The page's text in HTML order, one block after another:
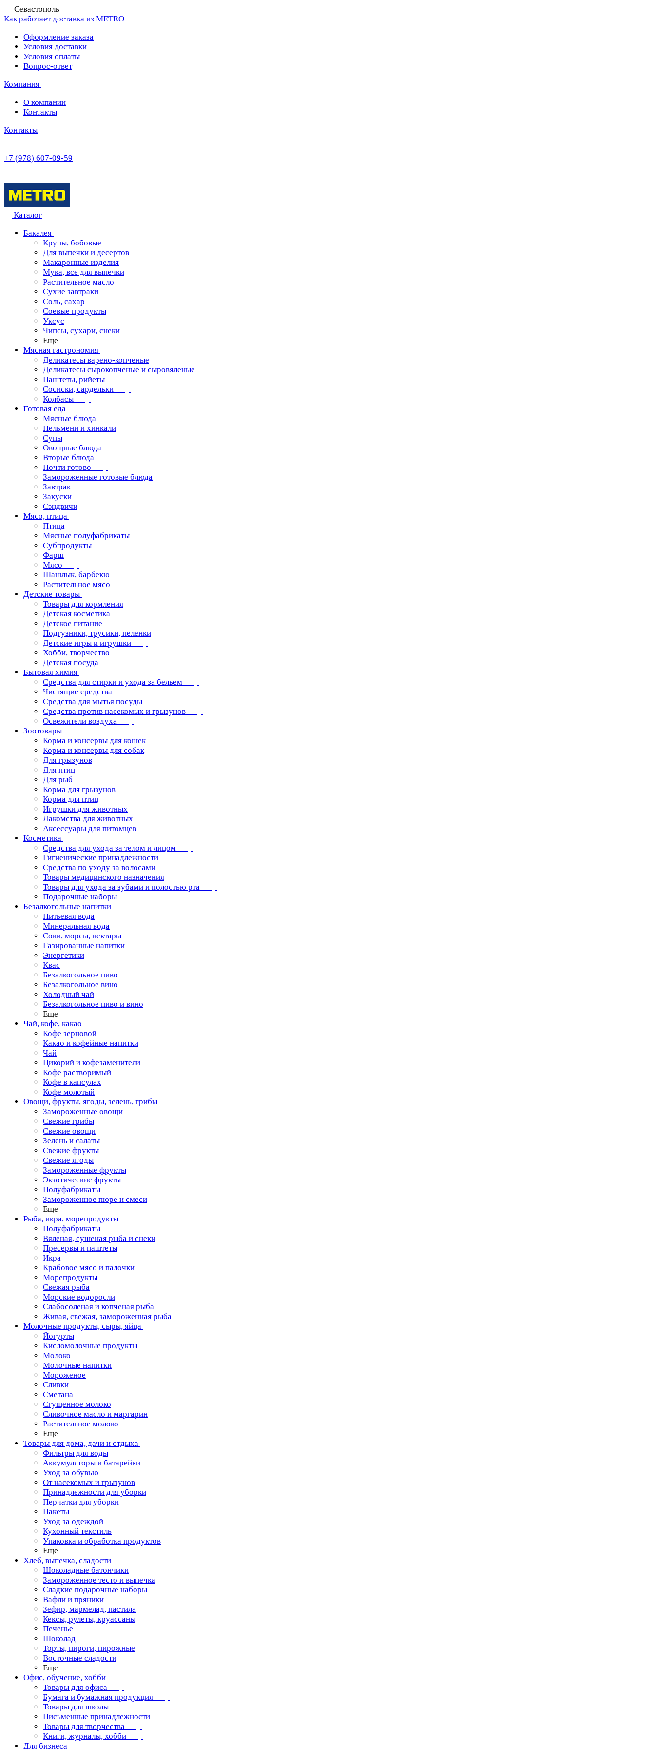
Севастополь
Как работает доставка из METRO
Оформление заказа
Условия доставки
Условия оплаты
Вопрос-ответ
Компания
О компании
Контакты
Контакты
+7 (978) 607-09-59
Каталог
Бакалея
Крупы, бобовые
Для выпечки и десертов
Макаронные изделия
Мука, все для выпечки
Растительное масло
Сухие завтраки
Соль, сахар
Соевые продукты
Уксус
Чипсы, сухари, снеки
Еще
Мясная гастрономия
Деликатесы варено-копченые
Деликатесы сырокопченые и сыровяленые
Паштеты, рийеты
Сосиски, сардельки
Колбасы
Готовая еда
Мясные блюда
Пельмени и хинкали
Супы
Овощные блюда
Вторые блюда
Почти готово
Замороженные готовые блюда
Завтрак
Закуски
Сэндвичи
Мясо, птица
Птица
Мясные полуфабрикаты
Субпродукты
Фарш
Мясо
Шашлык, барбекю
Растительное мясо
Детские товары
Товары для кормления
Детская косметика
Детское питание
Подгузники, трусики, пеленки
Детские игры и игрушки
Хобби, творчество
Детская посуда
Бытовая химия
Средства для стирки и ухода за бельем
Чистящие средства
Средства для мытья посуды
Средства против насекомых и грызунов
Освежители воздуха
Зоотовары
Корма и консервы для кошек
Корма и консервы для собак
Для грызунов
Для птиц
Для рыб
Корма для грызунов
Корма для птиц
Игрушки для животных
Лакомства для животных
Аксессуары для питомцев
Косметика
Средства для ухода за телом и лицом
Гигиенические принадлежности
Средства по уходу за волосами
Товары медицинского назначения
Товары для ухода за зубами и полостью рта
Подарочные наборы
Безалкогольные напитки
Питьевая вода
Минеральная вода
Соки, морсы, нектары
Газированные напитки
Энергетики
Квас
Безалкогольное пиво
Безалкогольное вино
Холодный чай
Безалкогольное пиво и вино
Еще
Чай, кофе, какао
Кофе зерновой
Какао и кофейные напитки
Чай
Цикорий и кофезаменители
Кофе растворимый
Кофе в капсулах
Кофе молотый
Овощи, фрукты, ягоды, зелень, грибы
Замороженные овощи
Свежие грибы
Свежие овощи
Зелень и салаты
Свежие фрукты
Свежие ягоды
Замороженные фрукты
Экзотические фрукты
Полуфабрикаты
Замороженное пюре и смеси
Еще
Рыба, икра, морепродукты
Полуфабрикаты
Вяленая, сушеная рыба и снеки
Пресервы и паштеты
Икра
Крабовое мясо и палочки
Морепродукты
Свежая рыба
Морские водоросли
Слабосоленая и копченая рыба
Живая, свежая, замороженная рыба
Молочные продукты, сыры, яйца
Йогурты
Кисломолочные продукты
Молоко
Молочные напитки
Мороженое
Сливки
Сметана
Сгущенное молоко
Сливочное масло и маргарин
Растительное молоко
Еще
Товары для дома, дачи и отдыха
Фильтры для воды
Аккумуляторы и батарейки
Уход за обувью
От насекомых и грызунов
Принадлежности для уборки
Перчатки для уборки
Пакеты
Уход за одеждой
Кухонный текстиль
Упаковка и обработка продуктов
Еще
Хлеб, выпечка, сладости
Шоколадные батончики
Замороженное тесто и выпечка
Сладкие подарочные наборы
Вафли и пряники
Зефир, мармелад, пастила
Кексы, рулеты, круассаны
Печенье
Шоколад
Торты, пироги, пирожные
Восточные сладости
Еще
Офис, обучение, хобби
Товары для офиса
Бумага и бумажная продукция
Товары для школы
Письменные принадлежности
Товары для творчества
Книги, журналы, хобби
Для бизнеса